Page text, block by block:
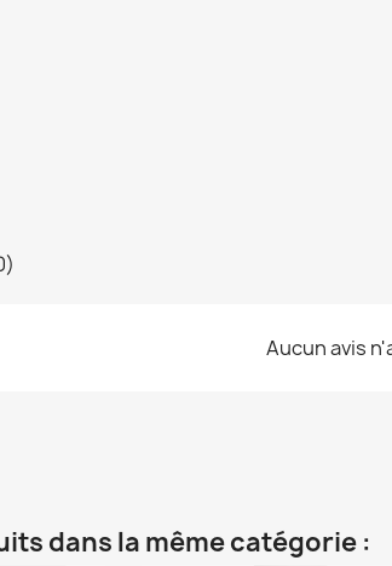
Aucun avis
dans la même catégorie :